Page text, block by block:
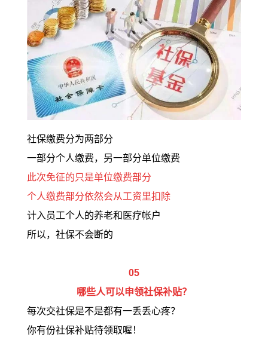
社保缴费分为两部分
一部分个人缴费，另一部分单位缴费
此次免征的只是单位缴费部分
个人缴费部分依然会从工资里扣除
计入员工个人的养老和医疗帐户
所以，社保不会断的
05
哪些人可以申领社保补贴？
每次交社保是不是都有一丢丢心疼？
你有份社保补贴待领取喔！